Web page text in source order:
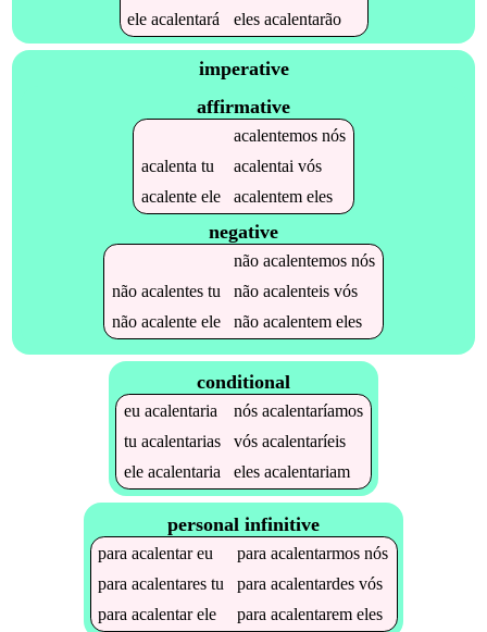
eleacalentará elesacalentarão
imperative
affirmative
acalentemosnós
acalenta tu acalentai vós
acalenteele acalentemeles
negative
não acalentemosnós
não acalentestu não acalenteisvós
não acalenteele não acalentemeles
conditional
eu acalentaria nós acalentaríamos
tu acalentarias vós acalentaríeis
ele acalentaria eles acalentariam
personal infinitive
paraacalentareu paraacalentarmos nós
paraacalentares tu paraacalentardes vós
paraacalentarele paraacalentarem eles